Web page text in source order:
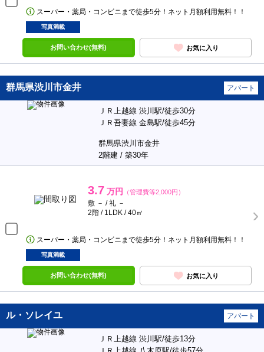
スーパー・薬局・コンビニまで徒歩5分！ネット月額利用無料！！
写真満載
お問い合わせ(無料) お気に入り
群馬県渋川市金井 アパート
ＪＲ上越線 渋川駅/徒歩30分
ＪＲ吾妻線 金島駅/徒歩45分
群馬県渋川市金井
2階建 / 築30年
3.7 万円 （管理費等2,000円）
敷 － / 礼 －
2階 / 1LDK / 40㎡
スーパー・薬局・コンビニまで徒歩5分！ネット月額利用無料！！
写真満載
お問い合わせ(無料) お気に入り
ル・ソレイユ アパート
ＪＲ上越線 渋川駅/徒歩13分